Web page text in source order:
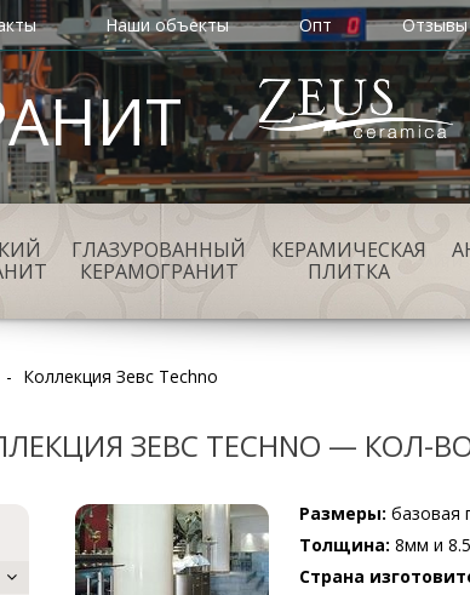
Наши объекты Опт Отзывы
ГЛАЗУРОВАННЫЙ
КЕРАМОГРАНИТ
КЕРАМИЧЕСКАЯ
ПЛИТКА
- Коллекция Зевс Techno
ЗЕВС TECHNO — КОЛ-
Размеры: базовая
Толщина: 8мм и
Страна